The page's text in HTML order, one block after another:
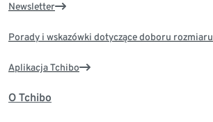
Newsletter
Porady i wskazówki dotyczące doboru rozmiaru
Aplikacja Tchibo
O Tchibo